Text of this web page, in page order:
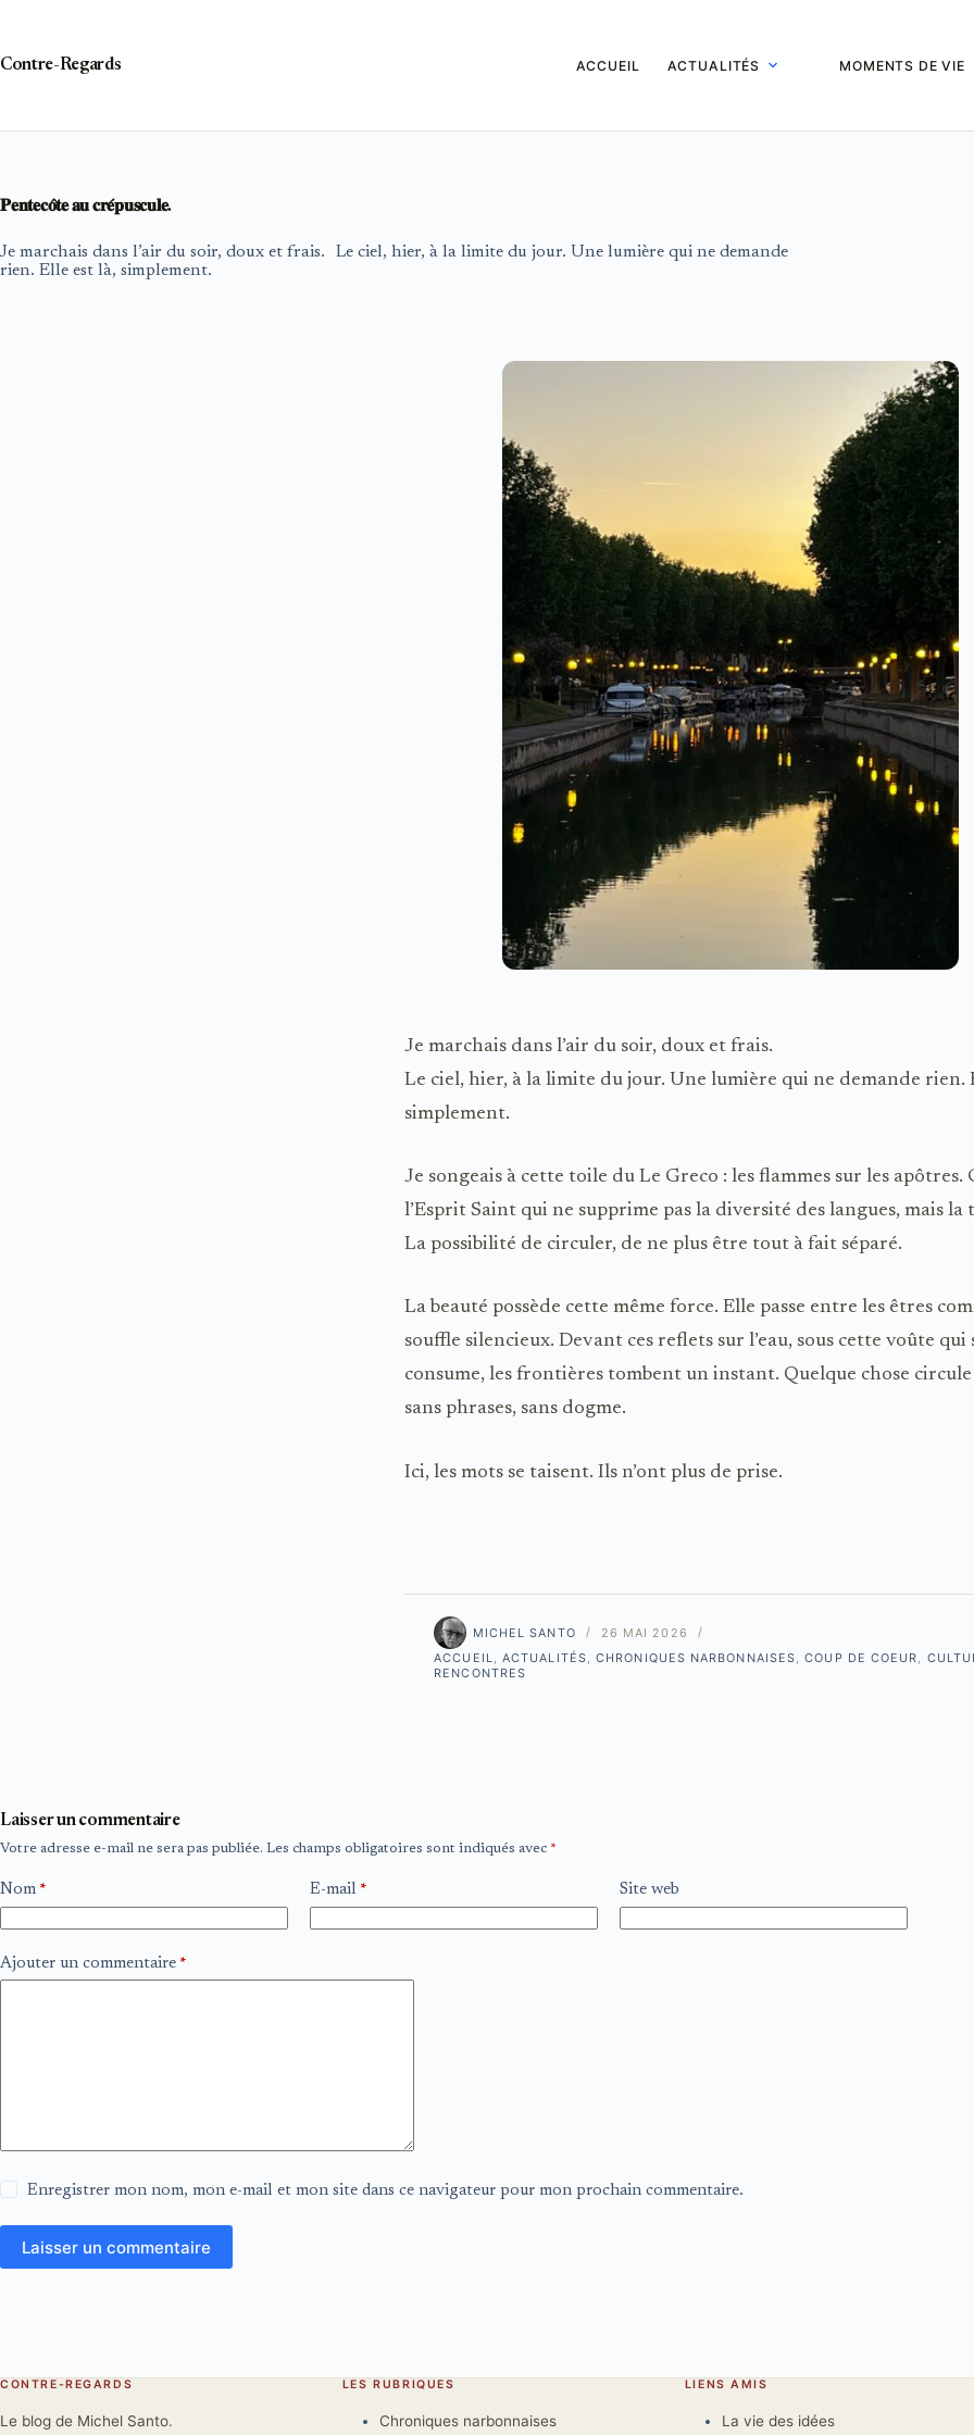
Contre-Regards
ACCUEIL ACTUALITÉS MOMENTS DE VIE
𝐏𝐞𝐧𝐭𝐞𝐜𝐨̂𝐭𝐞 𝐚𝐮 𝐜𝐫𝐞́𝐩𝐮𝐬𝐜𝐮𝐥𝐞.
Je marchais dans l’air du soir, doux et frais. Le ciel, hier, à la limite du jour. Une lumière qui ne demande
rien. Elle est là, simplement.
Je marchais dans l’air du soir, doux et frais.
Le ciel, hier, à la limite du jour. Une lumière qui ne demande rien.
simplement.
Je songeais à cette toile du Le Greco : les flammes sur les apôtres.
l’Esprit Saint qui ne supprime pas la diversité des langues, mais la
La possibilité de circuler, de ne plus être tout à fait séparé.
La beauté possède cette même force. Elle passe entre les êtres
souffle silencieux. Devant ces reflets sur l’eau, sous cette voûte qui
consume, les frontières tombent un instant. Quelque chose
sans phrases, sans dogme.
Ici, les mots se taisent. Ils n’ont plus de prise.
MICHEL SANTO
26 MAI 2026
ACCUEIL, ACTUALITÉS,CHRONIQUES NARBONNAISES,COUP DE COEUR,
RENCONTRES
Laisser un commentaire
Votre adresse e-mail ne sera pas publiée. Les champs obligatoires sont indiqués avec *
Nom * E-mail * Site web
Ajouter un commentaire *
Enregistrer mon nom, mon e-mail et mon site dans ce navigateur pour mon prochain commentaire.
Laisser un commentaire
CONTRE-REGARDS
Le blog de Michel Santo.
LES RUBRIQUES
Chroniques narbonnaises
LIENS AMIS
La vie des idées